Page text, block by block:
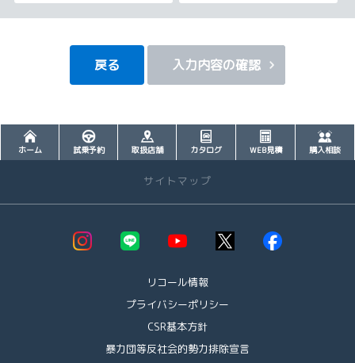
それに伴う連絡の不徹底については責任を負いかねますので、あらかじ
いただく場合がございます。
照ください。
1.本規約は事前の告知なく変更することがあります。変更した内容は本ペ
1.当社が取得したお客様の個人情報（本リクエストフォームよりご入力いた
だいた氏名、住所、電話番号、メールアドレスを含む本リクエストの内容、
当ウェブサイトの閲覧情報）は、本リクエストフォームのシステムに不具合
自動車に提供させて頂きます。
戻る 入力内容の確認
ホーム 試乗予約 取扱店舗 カタログ WEB見積 購入相談
サイトマップ
リコール情報
プライバシーポリシー
CSR基本方針
暴力団等反社会的勢力排除宣言